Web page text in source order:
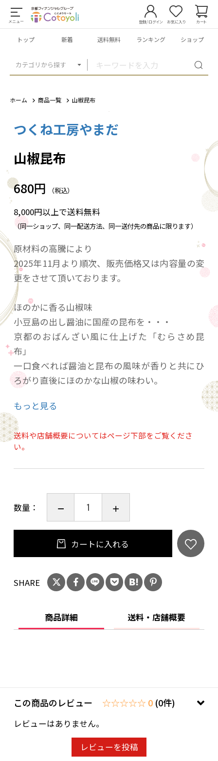
メニュー
カテゴリから探す
登録/ログイン お気に入り カート
トップ 新着 送料無料 ランキング ショップ
ホーム 商品一覧 山椒昆布
つくね工房やまだ
山椒昆布
680円 （税込）
8,000円以上で送料無料
（同一ショップ、同一配送方法、同一送付先の商品に限ります）
原材料の高騰により
2025年11月より順次、販売価格又は内容量の変
更をさせて頂いております。
ほのかに香る山椒味
小豆島の出し醤油に国産の昆布を・・・
京都のおばんざい風に仕上げた「むらさめ昆
布」
一口食べれば醤油と昆布の風味が香りと共にひ
ろがり直後にほのかな山椒の味わい。
山椒が全体の味を引き締め、ビールのあてにオ
ススメ。
商品名 ：山椒昆布
名称 ：米菓
原材料 ：米粉（国産）、砂糖（国産）、水
たけ／発酵調味料、調味料（アミノ酸等）
※一部に大豆・小麦を含む
保存方法：直射日光・高温多湿の場所を避けて
下さい。
賞味期限：袋ごとに記載しております。(製造日
より120日)
もっと見る
送料や店舗概要についてはページ下部をご覧くださ
い。
数量：
カートに入れる
SHARE
商品詳細 送料・店舗概要
この商品のレビュー ☆☆☆☆☆ 0 (0件)
レビューはありません。
レビューを投稿